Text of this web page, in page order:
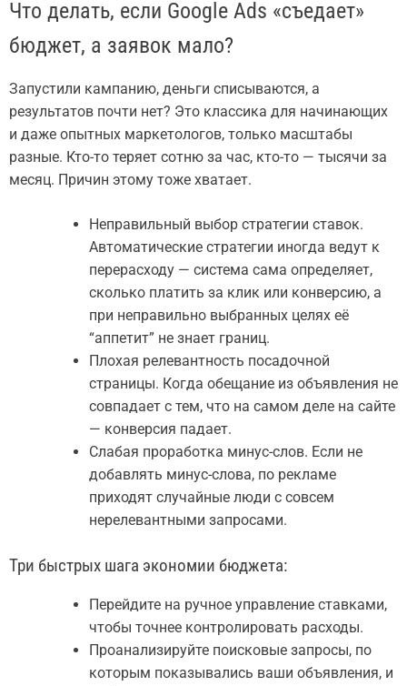
Что делать, если Google Ads «съедает»
бюджет, а заявок мало?
Запустили кампанию, деньги списываются, а
результатов почти нет? Это классика для начинающих
и даже опытных маркетологов, только масштабы
разные. Кто-то теряет сотню за час, кто-то — тысячи за
месяц. Причин этому тоже хватает.
Неправильный выбор стратегии ставок.
Автоматические стратегии иногда ведут к
перерасходу — система сама определяет,
сколько платить за клик или конверсию, а
при неправильно выбранных целях её
“аппетит” не знает границ.
Плохая релевантность посадочной
страницы. Когда обещание из объявления не
совпадает с тем, что на самом деле на сайте
— конверсия падает.
Слабая проработка минус-слов. Если не
добавлять минус-слова, по рекламе
приходят случайные люди с совсем
нерелевантными запросами.
Три быстрых шага экономии бюджета:
Перейдите на ручное управление ставками,
чтобы точнее контролировать расходы.
Проанализируйте поисковые запросы, по
которым показывались ваши объявления, и